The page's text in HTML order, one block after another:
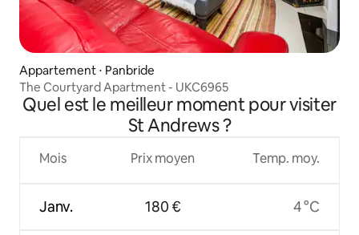
Appartement ⋅ Panbride
The Courtyard Apartment - UKC6965
Quel est le meilleur moment pour visiter
St Andrews ?
Mois
Janv.
Prix moyen
180 €
Temp. moy.
4 °C